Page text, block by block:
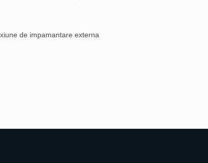
de impamantare externa